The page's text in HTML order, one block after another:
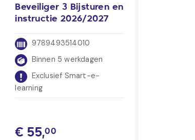
Beveiliger 3 Bijsturen en
instructie 2026/2027
9789493514010
Binnen 5 werkdagen
Exclusief Smart-e-
learning
€ 55,00